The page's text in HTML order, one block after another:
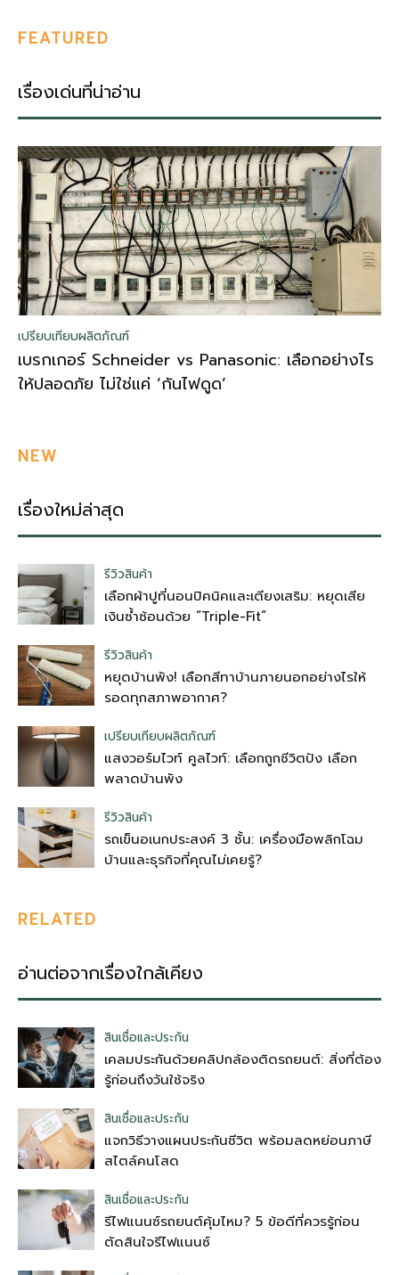
FEATURED
เรื่องเด่นที่น่าอ่าน
เปรียบเทียบผลิตภัณฑ์
เบรกเกอร์ Schneider vs Panasonic: เลือกอย่างไร
ให้ปลอดภัย ไม่ใช่แค่ ‘กันไฟดูด’
NEW
เรื่องใหม่ล่าสุด
รีวิวสินค้า
เลือกผ้าปูที่นอนปิคนิคและเตียงเสริม: หยุดเสีย
เงินซ้ำซ้อนด้วย “Triple-Fit”
รีวิวสินค้า
หยุดบ้านพัง! เลือกสีทาบ้านภายนอกอย่างไรให้
รอดทุกสภาพอากาศ?
เปรียบเทียบผลิตภัณฑ์
แสงวอร์มไวท์ คูลไวท์: เลือกถูกชีวิตปัง เลือก
พลาดบ้านพัง
รีวิวสินค้า
รถเข็นอเนกประสงค์ 3 ชั้น: เครื่องมือพลิกโฉม
บ้านและธุรกิจที่คุณไม่เคยรู้?
RELATED
อ่านต่อจากเรื่องใกล้เคียง
สินเชื่อและประกัน
เคลมประกันด้วยคลิปกล้องติดรถยนต์: สิ่งที่ต้อง
รู้ก่อนถึงวันใช้จริง
สินเชื่อและประกัน
แจกวิธีวางแผนประกันชีวิต พร้อมลดหย่อนภาษี
สไตล์คนโสด
สินเชื่อและประกัน
รีไฟแนนซ์รถยนต์คุ้มไหม? 5 ข้อดีที่ควรรู้ก่อน
ตัดสินใจรีไฟแนนซ์